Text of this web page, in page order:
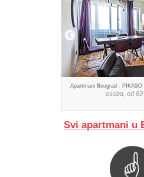
Apartmani Beograd - PIKASO
osoba, od
Svi apartmani u